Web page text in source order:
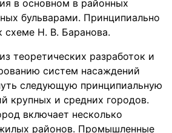
в основном в районных
бульварами. Принципиально
схеме Н. В. Баранова.
теоретических разработок и
систем насаждений
следующую принципиальную
крупных и средних городов.
включает несколько
районов. Промышленные